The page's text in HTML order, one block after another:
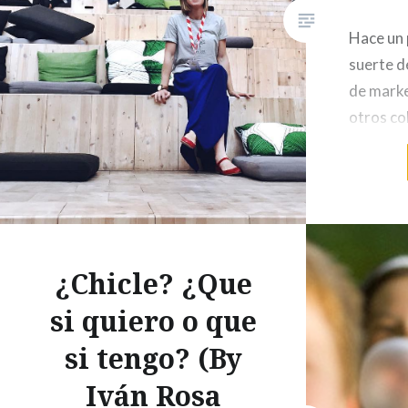
Hace
suerte
de
otros
como a
y
¿Chicle? ¿Que
si quiero o que
si tengo? (By
Iván Rosa